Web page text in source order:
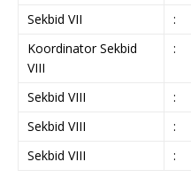
Sekbid VII
:
Koordinator Sekbid
VIII
:
Sekbid VIII :
Sekbid VIII
:
Sekbid VIII
: